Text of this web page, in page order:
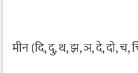
मीन (दि, दु, थ, झ, ञ, दे, दो, च,